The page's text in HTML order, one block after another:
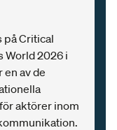
på Critical
World 2026 i
en av de
aktörer inom